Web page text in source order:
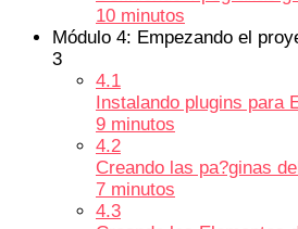
10 minutos
Módulo 4: Empezando el
3
4.1
Instalando plugins para
9 minutos
4.2
Creando las pa?ginas
7 minutos
4.3